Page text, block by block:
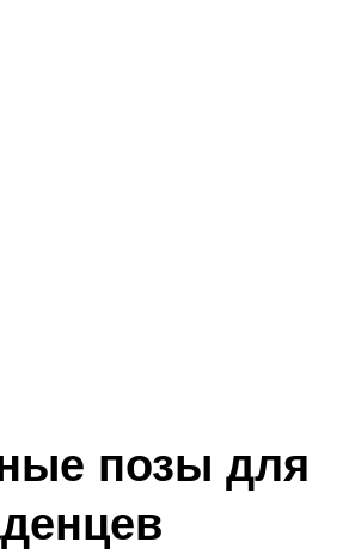
позы для